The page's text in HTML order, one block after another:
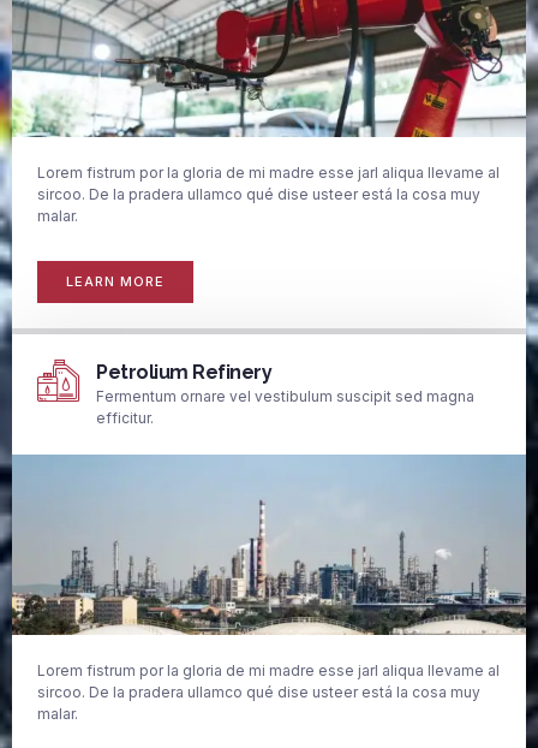
Lorem fistrum por la gloria de mi madre esse jarl aliqua llevame al
sircoo. De la pradera ullamco qué dise usteer está la cosa muy
malar.
LEARN MORE
Petrolium Refinery
Fermentum ornare vel vestibulum suscipit sed magna
efficitur.
Lorem fistrum por la gloria de mi madre esse jarl aliqua llevame al
sircoo. De la pradera ullamco qué dise usteer está la cosa muy
malar.